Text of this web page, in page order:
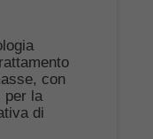
con
per la
di